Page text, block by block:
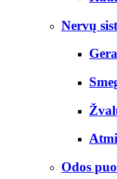
Nervų
Odos